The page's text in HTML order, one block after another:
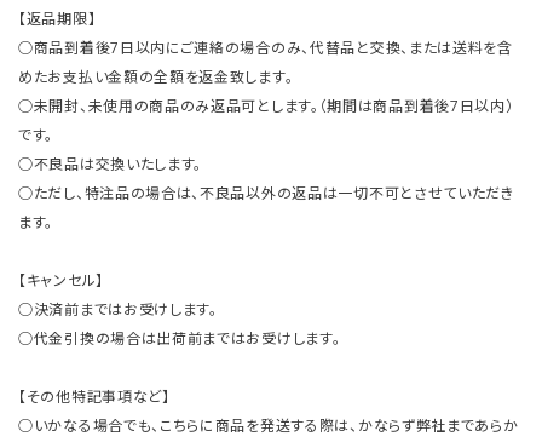
【返品期限】
○商品到着後7日以内にご連絡の場合のみ、代替品と交換、または送料を含
めたお支払い金額の全額を返金致します。
○未開封、未使用の商品のみ返品可とします。（期間は商品到着後7日以内）
です。
○不良品は交換いたします。
○ただし、特注品の場合は、不良品以外の返品は一切不可とさせていただき
ます。
【キャンセル】
○決済前まではお受けします。
○代金引換の場合は出荷前まではお受けします。
【その他特記事項など】
○いかなる場合でも、こちらに商品を発送する際は、かならず弊社まであらか